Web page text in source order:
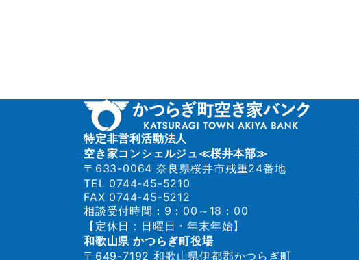
特定非営利活動法人
空き家コンシェルジュ≪桜井本部≫
〒633-0064 奈良県桜井市戒重24番地
TEL 0744-45-5210
FAX 0744-45-5212
相談受付時間：9：00～18：00
【定休日：日曜日・年末年始】
和歌山県 かつらぎ町役場
〒649-7192 和歌山県伊都郡かつらぎ町